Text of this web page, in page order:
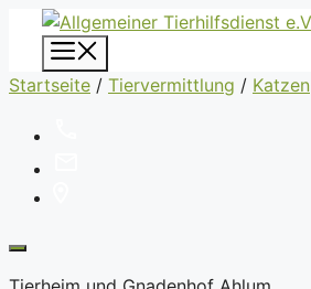
Zum
Inhalt
springen
Startseite / Tiervermittlung / Katzen